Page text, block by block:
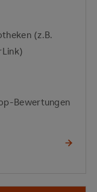
(z.B.
Bewertungen